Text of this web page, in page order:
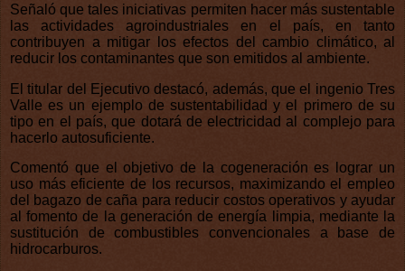
Señaló que tales iniciativas permiten hacer más sustentable
las actividades agroindustriales en el país, en tanto
contribuyen a mitigar los efectos del cambio climático, al
reducir los contaminantes que son emitidos al ambiente.
El titular del Ejecutivo destacó, además, que el ingenio Tres
Valle es un ejemplo de sustentabilidad y el primero de su
tipo en el país, que dotará de electricidad al complejo para
hacerlo autosuficiente.
Comentó que el objetivo de la cogeneración es lograr un
uso más eficiente de los recursos, maximizando el empleo
del bagazo de caña para reducir costos operativos y ayudar
al fomento de la generación de energía limpia, mediante la
sustitución de combustibles convencionales a base de
hidrocarburos.